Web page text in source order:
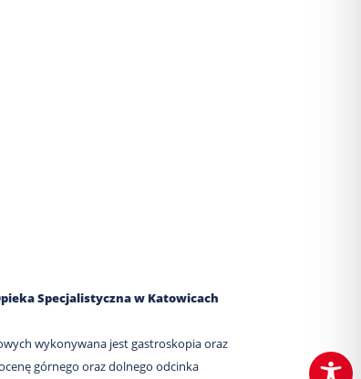
Specjalistyczna w Katowicach
wykonywana jest gastroskopia oraz
górnego oraz dolnego odcinka